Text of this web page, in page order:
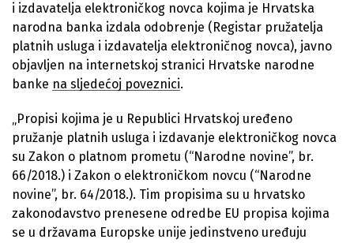
i izdavatelja elektroničkog novca kojima je Hrvatska
narodna banka izdala odobrenje (Registar pružatelja
platnih usluga i izdavatelja elektroničnog novca), javno
objavljen na internetskoj stranici Hrvatske narodne
banke na sljedećoj poveznici.
„Propisi kojima je u Republici Hrvatskoj uređeno
pružanje platnih usluga i izdavanje elektroničkog novca
su Zakon o platnom prometu (“Narodne novine”, br.
66/2018.) i Zakon o elektroničkom novcu (“Narodne
novine”, br. 64/2018.). Tim propisima su u hrvatsko
zakonodavstvo prenesene odredbe EU propisa kojima
se u državama Europske unije jedinstveno uređuju